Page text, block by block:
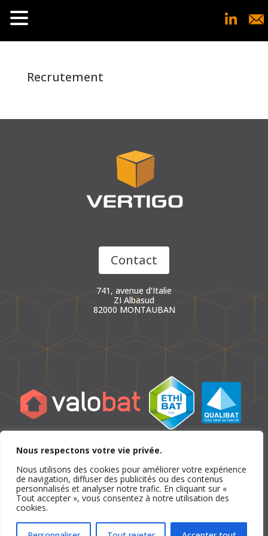
Nous respectons votre vie privée.
Nous utilisons des cookies pour améliorer votre expérience
de navigation, diffuser des publicités ou des contenus
personnalisés et analyser notre trafic. En cliquant sur «
Tout accepter », vous consentez à notre utilisation des
cookies.
Recrutement
Contact
741, avenue d’Italie
ZI Albasud
82000 MONTAUBAN